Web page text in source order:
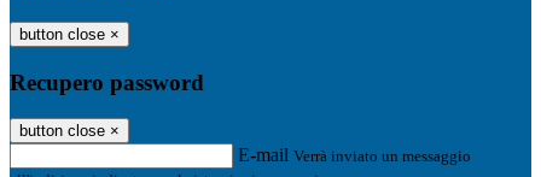
button close ×
Recupero password
button close ×
E-mail Verrà inviato un messaggio